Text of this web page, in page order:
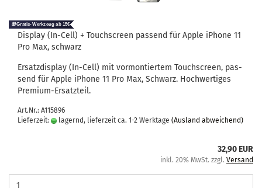
Dis­play (In-​Cell) + Touch­screen pas­send für Apple iPho­ne 11
Pro Max, schwarz
Er­satz­dis­play (In-​Cell) mit vor­mon­tier­tem Touch­screen, pas­
send für Apple iPho­ne 11 Pro Max, Schwarz. Hoch­wer­ti­ges
Premium-​Ersatzteil.
Art.Nr.: A115896
Lieferzeit:
lagernd, lieferzeit ca. 1-2 Werktage (Ausland abweichend)
32,90 EUR
inkl. 20% MwSt. zzgl. Versand